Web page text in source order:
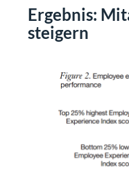
Ergebnis:
steigern